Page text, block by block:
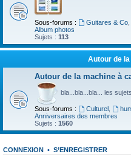
Sous-forums : Guitares & Co,
Album photos
Sujets : 113
Autour de
Autour de la machine à
bla...bla...bla... les
Sous-forums : Culturel,
Anniversaires des membres
Sujets : 1560
CONNEXION • S’ENREGISTRER